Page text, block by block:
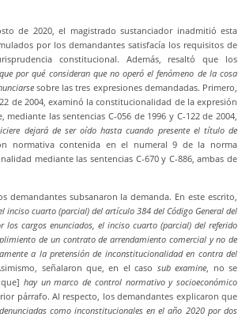
de 2020, el magistrado sustanciador inadmitió esta
por los demandantes satisfacía los requisitos de
constitucional. Además, resaltó que los
por qué consideran que no operó el fenómeno de la cosa
sobre las tres expresiones demandadas. Primero,
de 2004, examinó la constitucionalidad de la expresión
las sentencias C-056 de 1996 y C-122 de 2004,
dejará de ser oído hasta cuando presente el título de
normativa contenida en el numeral 9 de la norma
mediante las sentencias C-670 y C-886, ambas de
demandantes subsanaron la demanda. En este escrito,
inciso cuarto (parcial) del artículo 384 del Código General del
los cargos enunciados, el inciso cuarto (parcial) del referido
de un contrato de arrendamiento comercial y no de
a la pretensión de inconstitucionalidad en contra del
señalaron que, en el caso sub examine, no se
hay un marco de control normativo y socioeconómico
párrafo. Al respecto, los demandantes explicaron que
como inconstitucionales en el año 2020 por dos